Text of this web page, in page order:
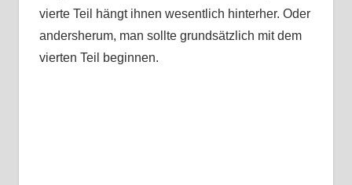
vierte Teil hängt ihnen wesentlich hinterher. Oder
andersherum, man sollte grundsätzlich mit dem
vierten Teil beginnen.